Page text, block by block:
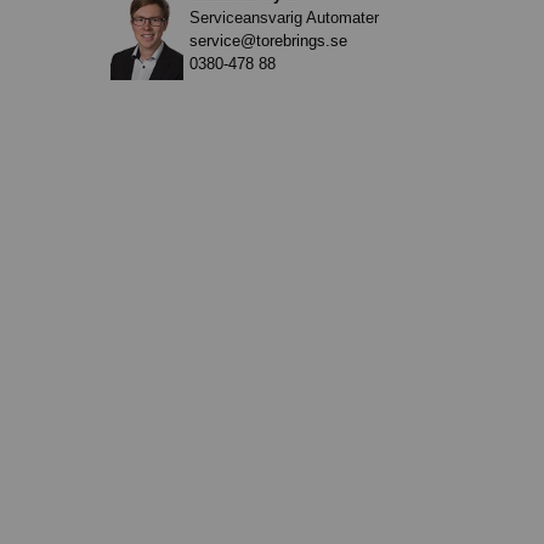
Serviceansvarig Automater
service@torebrings.se
0380-478 88